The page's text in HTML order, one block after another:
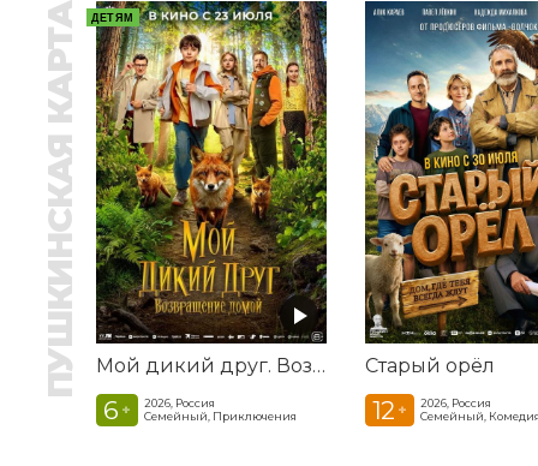
ПУШКИНСКАЯ КАРТА ДЕТЯМ
Мой дикий друг. Возвращение домой
6 +
2026, Россия
Семейный, Приключения
Старый орёл
12 +
2026, Россия
Семейный,